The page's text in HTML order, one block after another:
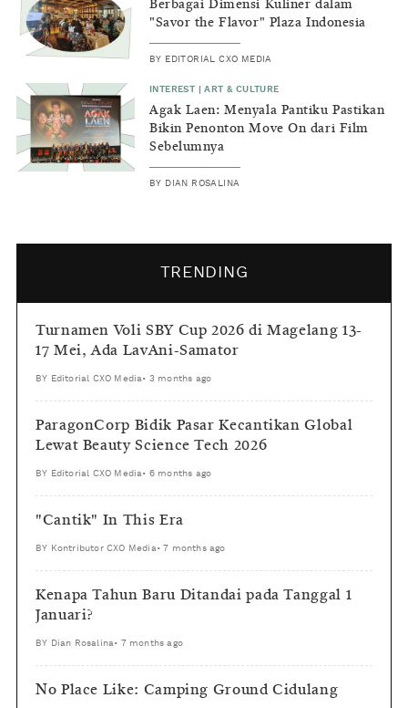
Berbagai Dimensi Kuliner dalam
"Savor the Flavor" Plaza Indonesia
BY EDITORIAL CXO MEDIA
INTEREST |ART & CULTURE
Agak Laen: Menyala Pantiku Pastikan
Bikin Penonton Move On dari Film
Sebelumnya
BY DIAN ROSALINA
TRENDING
Turnamen Voli SBY Cup 2026 di Magelang 13-
17 Mei, Ada LavAni-Samator
BY Editorial CXO Media • 3 months ago
ParagonCorp Bidik Pasar Kecantikan Global
Lewat Beauty Science Tech 2026
BY Editorial CXO Media • 6 months ago
"Cantik" In This Era
BY Kontributor CXO Media •7 months ago
Kenapa Tahun Baru Ditandai pada Tanggal 1
Januari?
BY Dian Rosalina • 7 months ago
No Place Like: Camping Ground Cidulang